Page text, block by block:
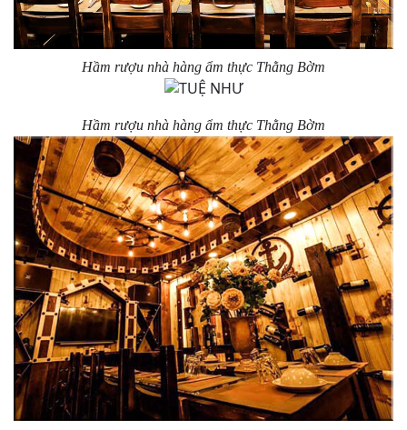
Hầm rượu nhà hàng ẩm thực Thằng Bờm
Hầm rượu nhà hàng ẩm thực Thằng Bờm